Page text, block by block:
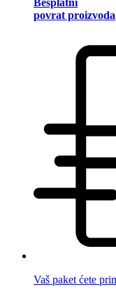
Besplatni
povrat proizvoda
Vaš paket ćete